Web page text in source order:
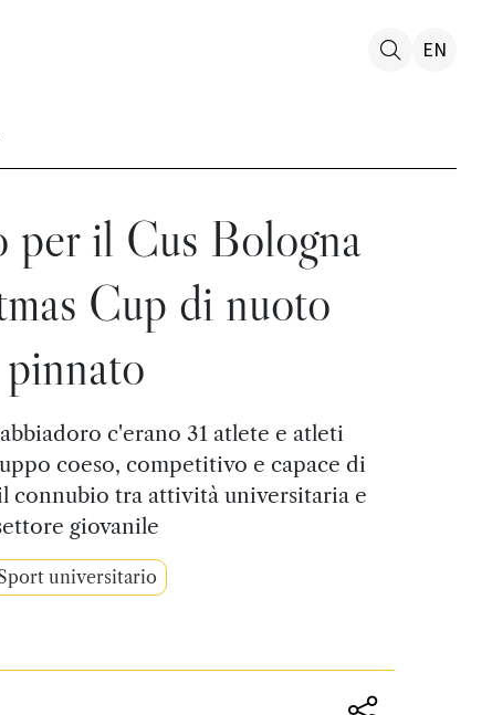
EN
per il Cus Bologna
Cup di nuoto
pinnato
c'erano 31 atlete e atleti
coeso, competitivo e capace di
connubio tra attività universitaria e
giovanile
universitario